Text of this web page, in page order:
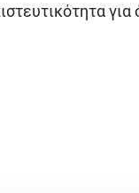
για